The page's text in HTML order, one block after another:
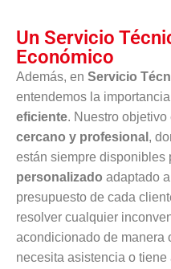
Un Servicio
Económico
Además, en Servicio
entendemos la
eficiente. Nuestro objetivo
cercano y profesional ,
están siempre disponibles
personalizado adaptado
presupuesto de cada
resolver cualquier
acondicionado de manera
necesita asistencia o